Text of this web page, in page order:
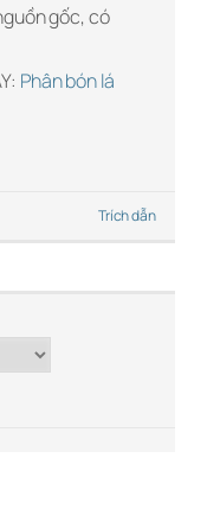
gốc, có
Phân bón lá
Trích dẫn